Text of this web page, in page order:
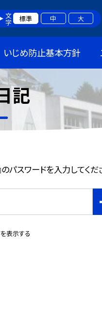
文字 標準 中 大
いじめ防止基本方針
記
パスワードを入力してくだ
表示する